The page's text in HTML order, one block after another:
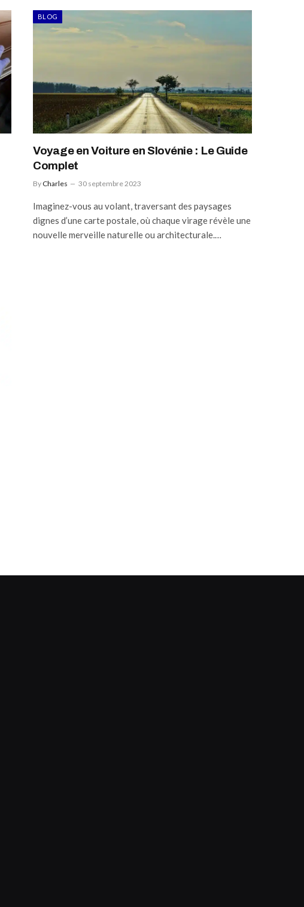
BLOG
Voyage en Voiture en Slovénie : Le Guide
Complet
By Charles 30 septembre 2023
Imaginez-vous au volant, traversant des paysages
dignes d’une carte postale, où chaque virage révèle une
nouvelle merveille naturelle ou architecturale.…